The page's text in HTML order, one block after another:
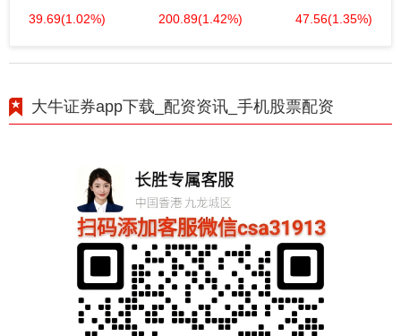
39.69(1.02%) 200.89(1.42%) 47.56(1.35%)
大牛证券app下载_配资资讯_手机股票配资